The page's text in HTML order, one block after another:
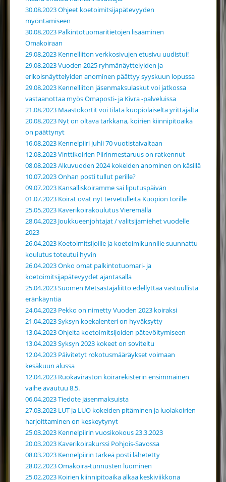
30.08.2023 Ohjeet koetoimitsijapätevyyden
myöntämiseen
30.08.2023 Palkintotuomaritietojen lisääminen
Omakoiraan
29.08.2023 Kennelliiton verkkosivujen etusivu uudistui!
29.08.2023 Vuoden 2025 ryhmänäyttelyiden ja
erikoisnäyttelyiden anominen päättyy syyskuun lopussa
29.08.2023 Kennelliiton jäsenmaksulaskut voi jatkossa
vastaanottaa myös Omaposti- ja Kivra -palveluissa
21.08.2023 Maastokortit voi tilata kuopiolaiselta yrittäjältä
20.08.2023 Nyt on oltava tarkkana, koirien kiinnipitoaika
on päättynyt
16.08.2023 Kennelpiiri juhli 70 vuotistaivaltaan
12.08.2023 Vinttikoirien Piirinmestaruus on ratkennut
08.08.2023 Alkuvuoden 2024 kokeiden anominen on käsillä
10.07.2023 Onhan posti tullut perille?
09.07.2023 Kansalliskoiramme sai liputuspäivän
01.07.2023 Koirat ovat nyt tervetulleita Kuopion torille
25.05.2023 Kaverikoirakoulutus Vieremällä
28.04.2023 Joukkueenjohtajat / valitsijamiehet vuodelle
2023
26.04.2023 Koetoimitsijoille ja koetoimikunnille suunnattu
koulutus toteutui hyvin
26.04.2023 Onko omat palkintotuomari- ja
koetoimitsijapätevyydet ajantasalla
25.04.2023 Suomen Metsästäjäliitto edellyttää vastuullista
eränkäyntiä
24.04.2023 Pekko on nimetty Vuoden 2023 koiraksi
21.04.2023 Syksyn koekalenteri on hyväksytty
13.04.2023 Ohjeita koetoimitsijoiden pätevöitymiseen
13.04.2023 Syksyn 2023 kokeet on soviteltu
12.04.2023 Päivitetyt rokotusmääräykset voimaan
kesäkuun alussa
12.04.2023 Ruokaviraston koirarekisterin ensimmäinen
vaihe avautuu 8.5.
06.04.2023 Tiedote jäsenmaksuista
27.03.2023 LUT ja LUO kokeiden pitäminen ja luolakoirien
harjoittaminen on keskeytynyt
25.03.2023 Kennelpiirin vuosikokous 23.3.2023
20.03.2023 Kaverikoirakurssi Pohjois-Savossa
08.03.2023 Kennelpiirin tärkeä posti lähetetty
28.02.2023 Omakoira-tunnusten luominen
25.02.2023 Koirien kiinnipitoaika alkaa keskiviikkona